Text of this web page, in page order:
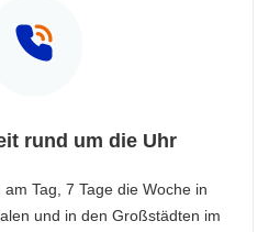
rund um die Uhr
Tag, 7 Tage die Woche in
und in den Großstädten im